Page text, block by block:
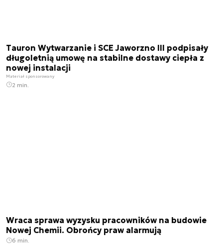
Tauron Wytwarzanie i SCE Jaworzno III podpisały
długoletnią umowę na stabilne dostawy ciepła z
nowej instalacji
Materiał sponsorowany
2 min.
Wraca sprawa wyzysku pracowników na budowie
Nowej Chemii. Obrońcy praw alarmują
6 min.